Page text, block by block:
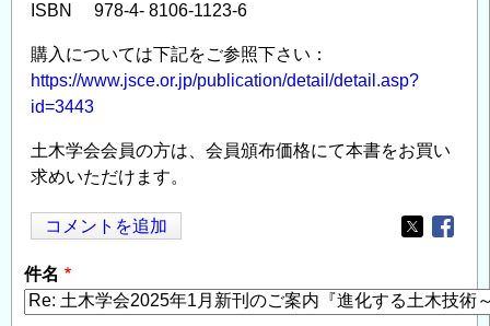
ISBN 978-4- 8106-1123-6
購入については下記をご参照下さい：
https://www.jsce.or.jp/publication/detail/detail.asp?
id=3443
土木学会会員の方は、会員頒布価格にて本書をお買い
求めいただけます。
コメントを追加
Opens in
件名